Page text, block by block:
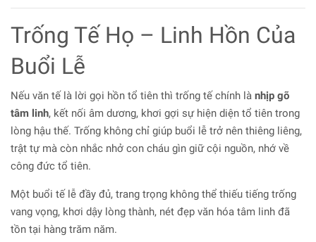
Trống Tế Họ – Linh Hồn Của
Buổi Lễ
Nếu văn tế là lời gọi hồn tổ tiên thì trống tế chính là nhịp gõ
tâm linh, kết nối âm dương, khơi gợi sự hiện diện tổ tiên trong
lòng hậu thế. Trống không chỉ giúp buổi lễ trở nên thiêng liêng,
trật tự mà còn nhắc nhở con cháu gìn giữ cội nguồn, nhớ về
công đức tổ tiên.
Một buổi tế lễ đầy đủ, trang trọng không thể thiếu tiếng trống
vang vọng, khơi dậy lòng thành, nét đẹp văn hóa tâm linh đã
tồn tại hàng trăm năm.